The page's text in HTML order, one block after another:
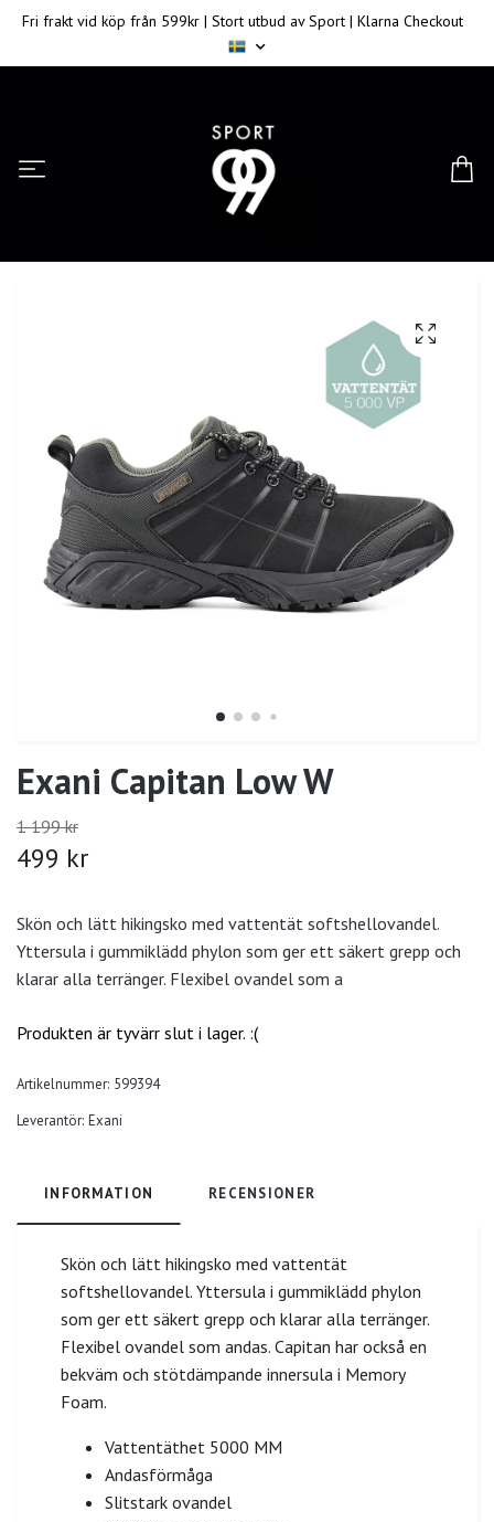
Fri frakt vid köp från 599kr | Stort utbud av Sport | Klarna Checkout
Exani Capitan Low W
1 199 kr
499 kr
Skön och lätt hikingsko med vattentät softshellovandel.
Yttersula i gummiklädd phylon som ger ett säkert grepp och
klarar alla terränger. Flexibel ovandel som a
Produkten är tyvärr slut i lager. :(
Artikelnummer: 599394
Leverantör: Exani
INFORMATION RECENSIONER
Skön och lätt hikingsko med vattentät
softshellovandel. Yttersula i gummiklädd phylon
som ger ett säkert grepp och klarar alla terränger.
Flexibel ovandel som andas. Capitan har också en
bekväm och stötdämpande innersula i Memory
Foam.
Vattentäthet 5000 MM
Andasförmåga
Slitstark ovandel